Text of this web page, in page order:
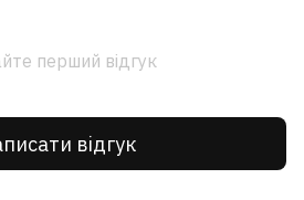
перший відгук
відгук